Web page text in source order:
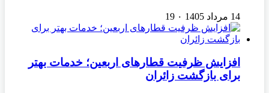
14 مرداد 1405 ۰ 19
افزایش ظرفیت قطارهای اربعین؛ خدمات بهتر
برای بازگشت زائران